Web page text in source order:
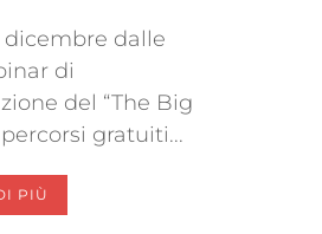
dicembre dalle
di
del “The Big
percorsi gratuiti...
PIÙ